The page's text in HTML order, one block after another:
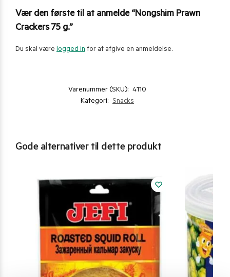
Vær den første til at anmelde “Nongshim Prawn
Crackers 75 g.”
Du skal være logged in for at afgive en anmeldelse.
Varenummer (SKU): 4110
Kategori: Snacks
Gode alternativer til dette produkt